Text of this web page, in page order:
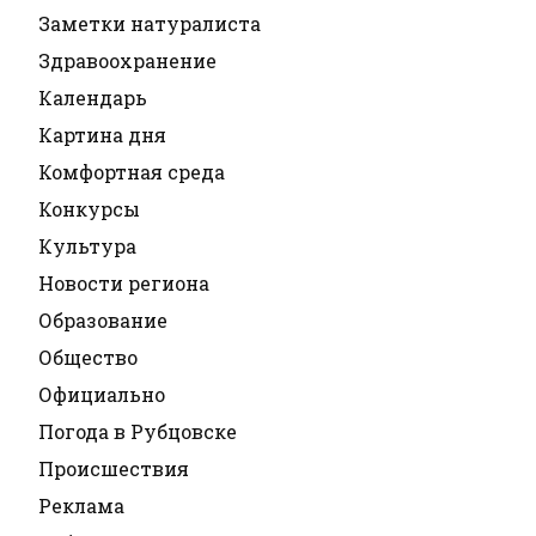
Заметки натуралиста
Здравоохранение
Календарь
Картина дня
Комфортная среда
Конкурсы
Культура
Новости региона
Образование
Общество
Официально
Погода в Рубцовске
Происшествия
Реклама